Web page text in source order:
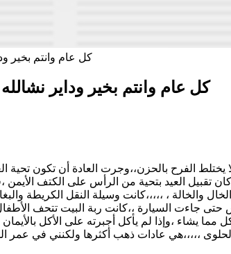
كل عام وانتم بخير وداير
تقبيل العيد بتحية من الرأس على الكتف الأيمن
والخالة ، ،،،،،كانت وسيلة النقل الكريطة
حتى جاءت السيارة ،،كانت ربة البيت تتحف
مما يشاء ،وإذا لم يأكل أجبرته على الأكل
،،،،،هي عادات ذهب أكثرها ولكنني في عمر